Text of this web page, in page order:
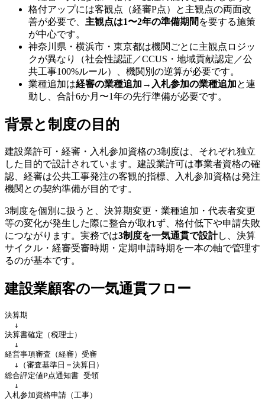
格付アップには客観点（経審P点）と主観点の両面改
善が必要で、 主観点は1〜2年の準備期間 を要する施策
が中心です。
神奈川県・横浜市・東京都は機関ごとに主観点ロジッ
クが異なり（社会性認証／CCUS・地域貢献認定／公
共工事100%ルール）、機関別の逆算が必要です。
業種追加は経審の業種追加→入札参加の業種追加と連
動し、合計6か月〜1年の先行準備が必要です。
背景と制度の目的
建設業許可・経審・入札参加資格の3制度は、それぞれ独立
した目的で設計されています。建設業許可は事業者資格の確
認、経審は公共工事発注の客観的指標、入札参加資格は発注
機関との契約準備が目的です。
3制度を個別に扱うと、決算期変更・業種追加・代表者変更
等の変化が発生した際に整合が取れず、格付低下や申請失敗
につながります。実務では3制度を一気通貫で設計し、決算
サイクル・経審受審時期・定期申請時期を一本の軸で管理す
るのが基本です。
建設業顧客の一気通貫フロー
決算期
  ↓
決算書確定（税理士）
  ↓
経営事項審査（経審）受審
  ↓（審査基準日＝決算日）
総合評定値P点通知書 受領
  ↓
入札参加資格申請（工事）